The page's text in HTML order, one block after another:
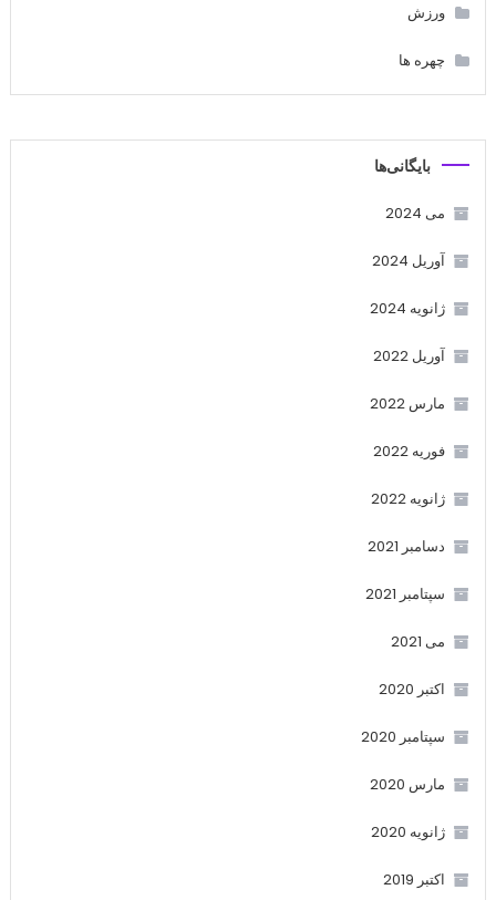
ورزش
چهره ها
بایگانی‌ها
می 2024
آوریل 2024
ژانویه 2024
آوریل 2022
مارس 2022
فوریه 2022
ژانویه 2022
دسامبر 2021
سپتامبر 2021
می 2021
اکتبر 2020
سپتامبر 2020
مارس 2020
ژانویه 2020
اکتبر 2019